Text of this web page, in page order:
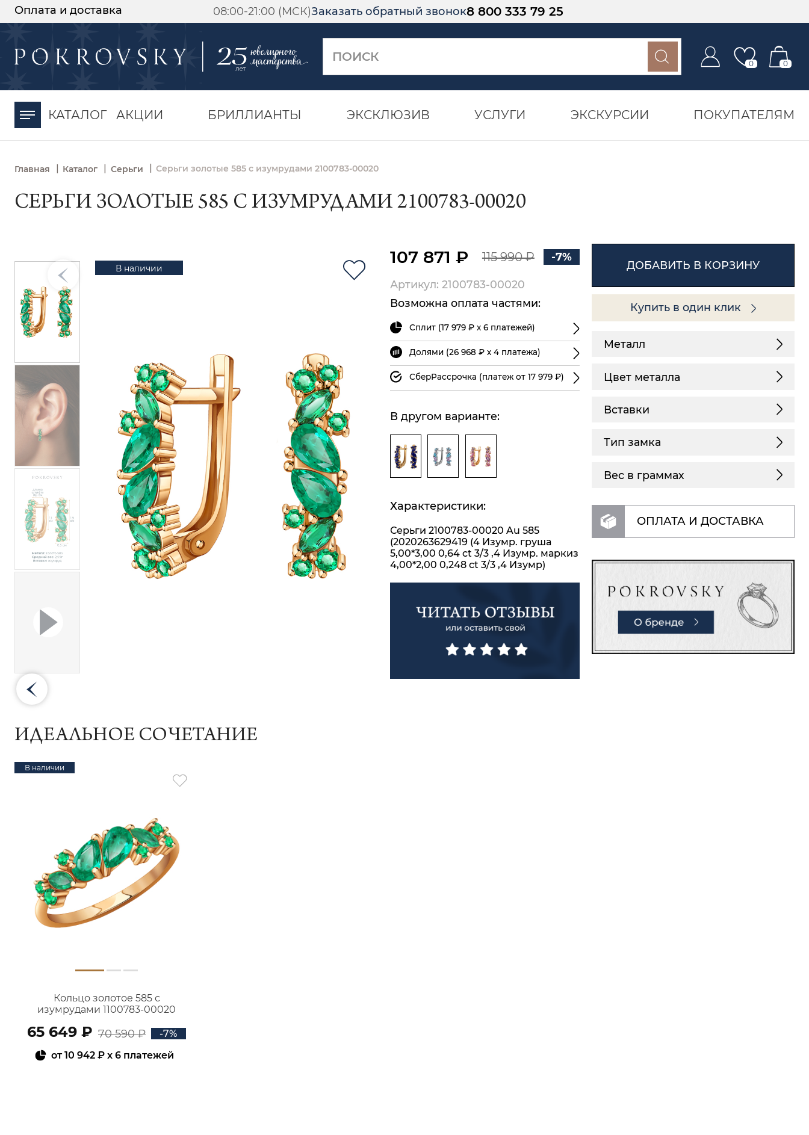
Оплата и доставка 08:00-21:00 (МСК)Заказать обратный звонок8 800 333 79 25
0 0
КАТАЛОГ АКЦИИ БРИЛЛИАНТЫ ЭКСКЛЮЗИВ УСЛУГИ ЭКСКУРСИИ ПОКУПАТЕЛЯМ
Главная | Каталог | Серьги Серьги золотые 585 с изумрудами 2100783-00020
СЕРЬГИ ЗОЛОТЫЕ 585 С ИЗУМРУДАМИ 2100783-00020
В наличии
107 871 ₽ 115 990 ₽ -7%
Артикул: 2100783-00020
Возможна оплата частями:
Сплит (17 979 ₽ х 6 платежей)
Долями (26 968 ₽ х 4 платежа)
СберРассрочка (платеж от 17 979 ₽)
В другом варианте:
Характеристики:
Серьги 2100783-00020 Au 585
(2020263629419 (4 Изумр. груша
5,00*3,00 0,64 ct 3/3 ,4 Изумр. маркиз
4,00*2,00 0,248 ct 3/3 ,4 Изумр)
ДОБАВИТЬ В КОРЗИНУ
Купить в один клик
Металл
Цвет металла
Вставки
Тип замка
Вес в граммах
ОПЛАТА И ДОСТАВКА
ИДЕАЛЬНОЕ СОЧЕТАНИЕ
В наличии
Кольцо золотое 585 с
изумрудами 1100783-00020
65 649 ₽ 70 590 ₽
-7%
от10 942 ₽x 6 платежей
-30%
момента оплаты